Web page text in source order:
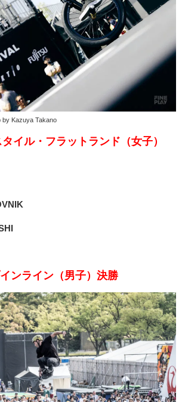
by Kazuya Takano
タイル・フラットランド（女子）
ンライン（男子）決勝